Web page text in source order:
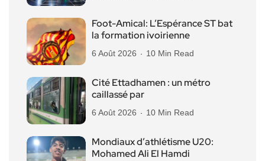
Foot-Amical: L’Espérance ST bat
la formation ivoirienne
6 Août 2026 10 Min Read
Cité Ettadhamen : un métro
caillassé par
6 Août 2026 10 Min Read
Mondiaux d’athlétisme U20:
Mohamed Ali El Hamdi